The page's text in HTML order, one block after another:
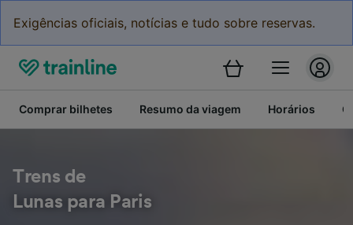
Exigências oficiais, notícias e tudo sobre reservas.
Comprar bilhetes Resumo da viagem Horários
Trens de
Lunas para Paris